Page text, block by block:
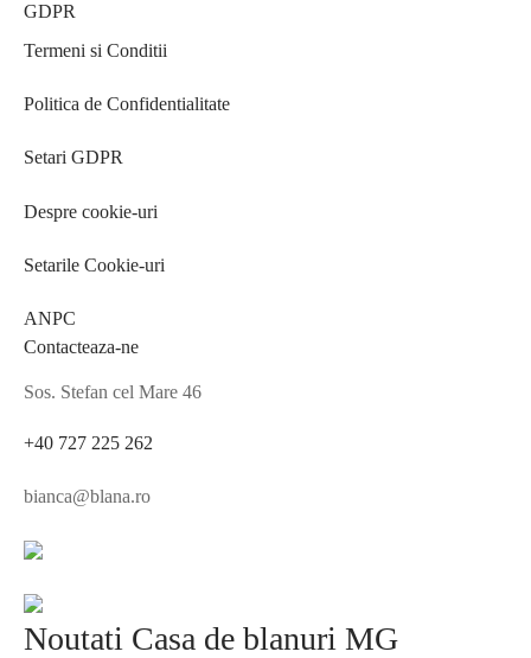
GDPR
Termeni si Conditii
Politica de Confidentialitate
Setari GDPR
Despre cookie-uri
Setarile Cookie-uri
ANPC
Contacteaza-ne
Sos. Stefan cel Mare 46
+40 727 225 262
bianca@blana.ro
Noutati Casa de blanuri MG